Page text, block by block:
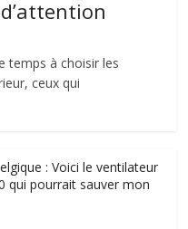
temps à choisir les
ceux qui
: Voici le ventilateur
qui pourrait sauver mon